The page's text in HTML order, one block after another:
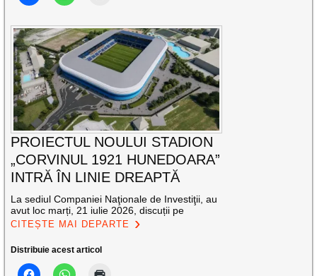
PROIECTUL NOULUI STADION
„CORVINUL 1921 HUNEDOARA”
INTRĂ ÎN LINIE DREAPTĂ
La sediul Companiei Naţionale de Investiţii, au
avut loc marți, 21 iulie 2026, discuții pe
CITEȘTE MAI DEPARTE
Distribuie acest articol